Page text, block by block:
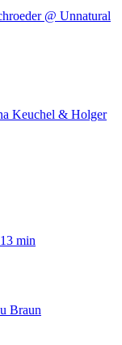
@ Unnatural
Keuchel & Holger
13 min
Braun